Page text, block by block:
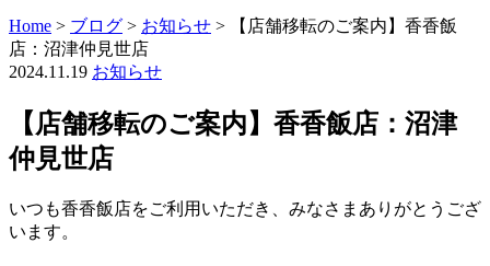
Home > ブログ > お知らせ >
【店舗移転のご案内】香香飯
店：沼津仲見世店
2024.11.19 お知らせ
【店舗移転のご案内】香香飯店：沼津
仲見世店
いつも香香飯店をご利用いただき、みなさまありがとうござ
います。